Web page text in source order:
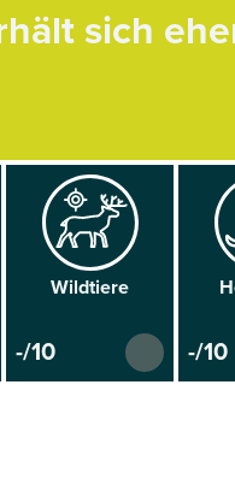
sich
Wild­tiere
-/10 -/10